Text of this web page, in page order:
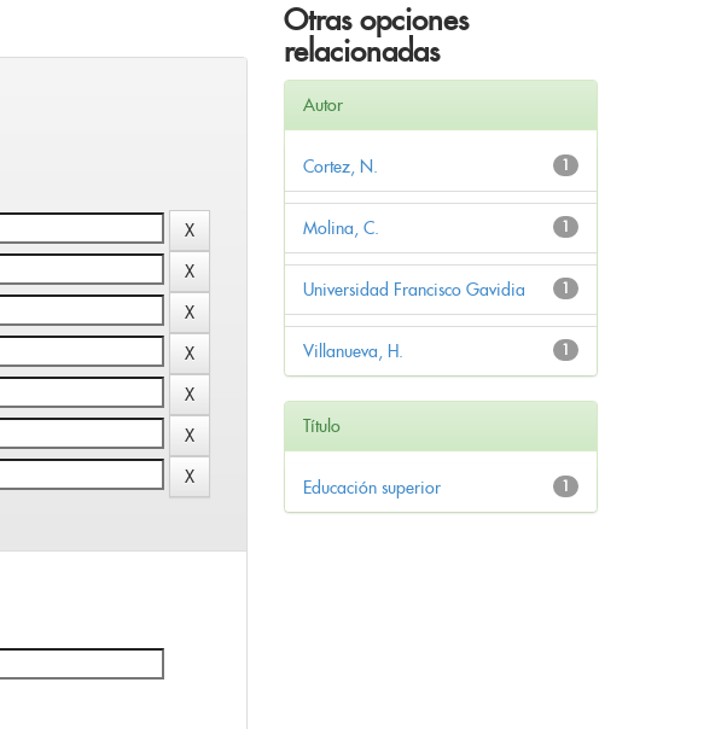
Otras opciones
relacionadas
Autor
1
Cortez, N.
1
Molina, C.
1
Universidad Francisco Gavidia
1
Villanueva, H.
Título
1
Educación superior